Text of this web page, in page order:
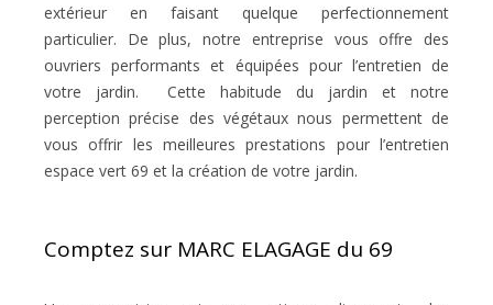
extérieur en faisant quelque perfectionnement
particulier. De plus, notre entreprise vous offre des
ouvriers performants et équipées pour l’entretien de
votre jardin. Cette habitude du jardin et notre
perception précise des végétaux nous permettent de
vous offrir les meilleures prestations pour l’entretien
espace vert 69 et la création de votre jardin.
Comptez sur MARC ELAGAGE du 69